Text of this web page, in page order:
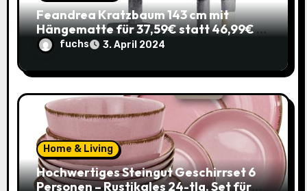
Feandrea Kratzbaum 143 cm mit
Hängematte für 37,59€ statt 46,99€ –
Katzenspaß zum Sparpreis!
fuchs 3. April 2024
Home & Living
Hochwertiges Steingut Geschirrset 6
Personen – Rustikales 24-tlg. Set für